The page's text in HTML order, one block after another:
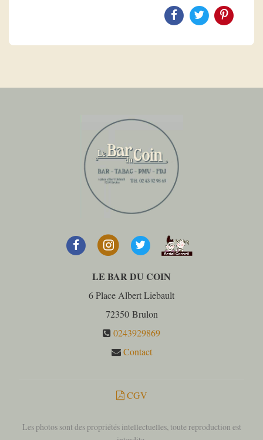
LE BAR DU COIN
6 Place Albert Liebault
72350 Brulon
0243929869
Contact
CGV
Les photos sont des propriétés intellectuelles, toute reproduction est